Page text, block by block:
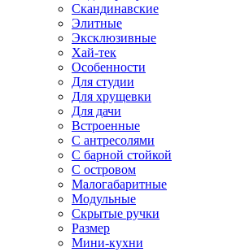
Скандинавские
Элитные
Эксклюзивные
Хай-тек
Особенности
Для студии
Для хрущевки
Для дачи
Встроенные
С антресолями
С барной стойкой
С островом
Малогабаритные
Модульные
Скрытые ручки
Размер
Мини-кухни